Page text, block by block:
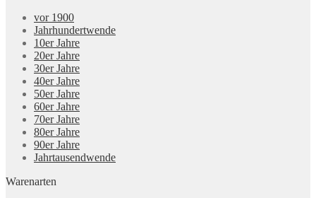
vor 1900
Jahrhundertwende
10er Jahre
20er Jahre
30er Jahre
40er Jahre
50er Jahre
60er Jahre
70er Jahre
80er Jahre
90er Jahre
Jahrtausendwende
Warenarten